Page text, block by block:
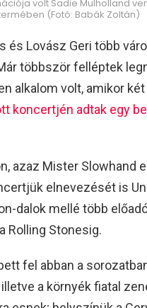
volt Sadie Mulholland
(Fotó: Babák Zoltán)
és Lovász Geri több
többször felléptek
alkalom volt, amikor
koncertjén adtak egy
azaz Mister Slowhand
elnevezését is
dalok mellé több
Rolling Stonesig.
fel abban a
illetve a környék fiatal